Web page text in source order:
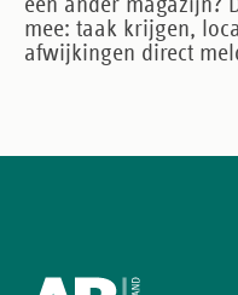
mee: taak krijgen,
afwijkingen direct